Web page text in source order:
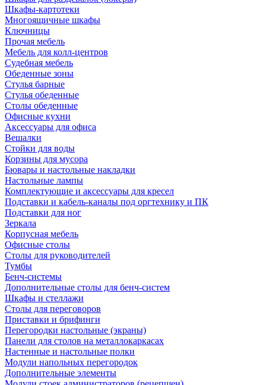
Шкафы-картотеки
Многоящичные шкафы
Ключницы
Прочая мебель
Мебель для колл-центров
Судебная мебель
Обеденные зоны
Стулья барные
Стулья обеденные
Столы обеденные
Офисные кухни
Аксессуары для офиса
Вешалки
Стойки для воды
Корзины для мусора
Бювары и настольные накладки
Настольные лампы
Комплектующие и аксессуары для кресел
Подставки и кабель-каналы под оргтехнику и ПК
Подставки для ног
Зеркала
Корпусная мебель
Офисные столы
Столы для руководителей
Тумбы
Бенч-системы
Дополнительные столы для бенч-систем
Шкафы и стеллажи
Столы для переговоров
Приставки и брифинги
Перегородки настольные (экраны)
Панели для столов на металлокаркасах
Настенные и настольные полки
Модули напольных перегородок
Дополнительные элементы